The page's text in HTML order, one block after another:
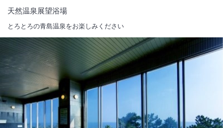
天然温泉展望浴場
とろとろの青島温泉をお楽しみください